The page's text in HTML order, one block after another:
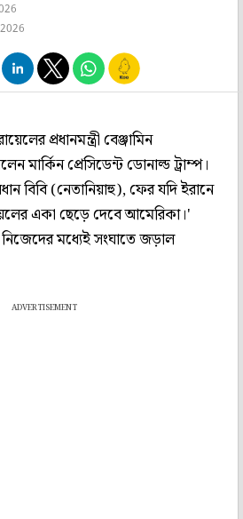
প্রধানমন্ত্রী বেঞ্জামিন
মার্কিন প্রেসিডেন্ট ডোনাল্ড ট্রাম্প।
বিবি (নেতানিয়াহু), ফের যদি ইরানে
একা ছেড়ে দেবে আমেরিকা।'
মধ্যেই সংঘাতে জড়াল
ADVERTISEMENT